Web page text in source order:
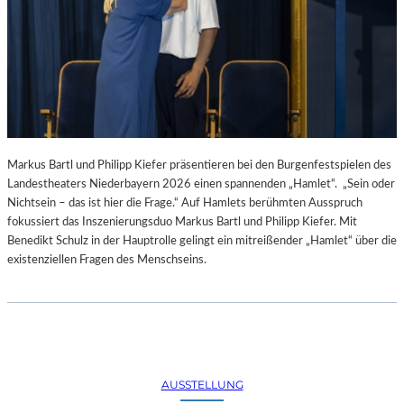
Markus Bartl und Philipp Kiefer präsentieren bei den Burgenfestspielen des
Landestheaters Niederbayern 2026 einen spannenden „Hamlet“. „Sein oder
Nichtsein – das ist hier die Frage.“ Auf Hamlets berühmten Ausspruch
fokussiert das Inszenierungsduo Markus Bartl und Philipp Kiefer. Mit
Benedikt Schulz in der Hauptrolle gelingt ein mitreißender „Hamlet“ über die
existenziellen Fragen des Menschseins.
AUSSTELLUNG